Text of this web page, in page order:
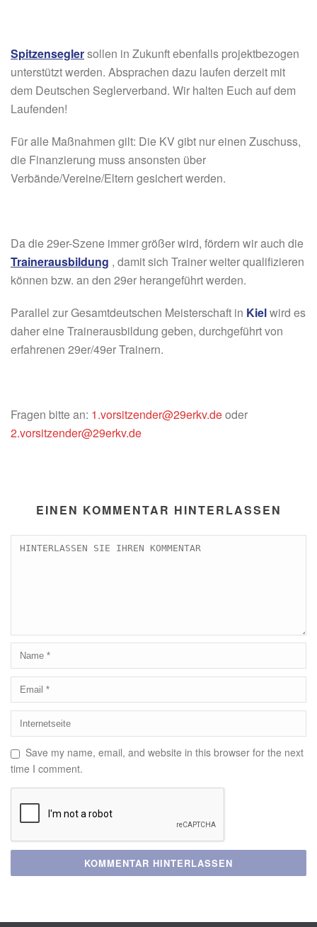
Spitzenseglersollen in Zukunft ebenfalls projektbezogen
unterstützt werden. Absprachen dazu laufen derzeit mit
dem Deutschen Seglerverband. Wir halten Euch auf dem
Laufenden!
Für alle Maßnahmen gilt: Die KV gibt nur einen Zuschuss,
die Finanzierung muss ansonsten über
Verbände/Vereine/Eltern gesichert werden.
Da die 29er-Szene immer größer wird, fördern wir auch die
Trainerausbildung , damit sich Trainer weiter qualifizieren
können bzw. an den 29er herangeführt werden.
Parallel zur Gesamtdeutschen Meisterschaft in Kielwird es
daher eine Trainerausbildung geben, durchgeführt von
erfahrenen 29er/49er Trainern.
Fragen bitte an: 1.vorsitzender@29erkv.deoder
2.vorsitzender@29erkv.de
EINEN KOMMENTAR HINTERLASSEN
Save my name, email, and website in this browser for the next
time I comment.